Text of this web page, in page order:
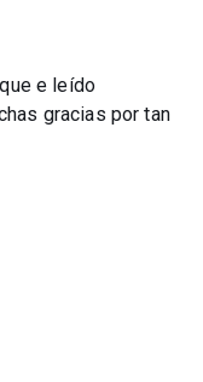
e leído
gracias por tan